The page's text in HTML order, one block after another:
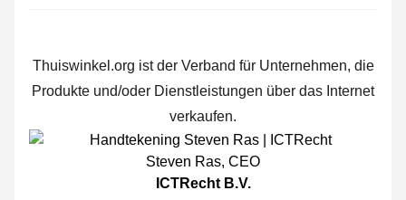
Thuiswinkel.org ist der Verband für Unternehmen, die
Produkte und/oder Dienstleistungen über das Internet
verkaufen.
Steven Ras, CEO
ICTRecht B.V.